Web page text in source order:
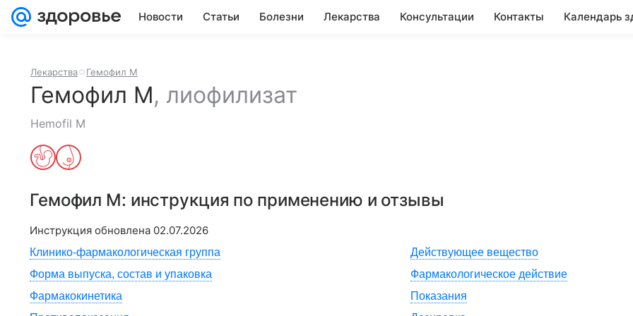
Новости Статьи Болезни Лекарства Консультации Контакты Календарь
Лекарства Гемофил М
Гемофил М, лиофилизат
Hemofil M
Гемофил М: инструкция по применению и отзывы
Инструкция обновлена 02.07.2026
Клинико-фармакологическая группа
Действующее вещество
Форма выпуска, состав и упаковка
Фармакологическое действие
Фармакокинетика
Показания